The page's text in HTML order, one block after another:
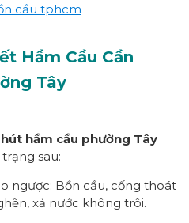
cầu tphcm
Hầm Cầu Cần
Tây
hút hầm cầu phường Tây
sau:
ngược: Bồn cầu, cống thoát
xả nước không trôi.